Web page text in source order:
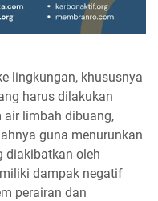
lingkungan, khususnya
harus dilakukan
air limbah dibuang,
guna menurunkan
diakibatkan oleh
dampak negatif
perairan dan